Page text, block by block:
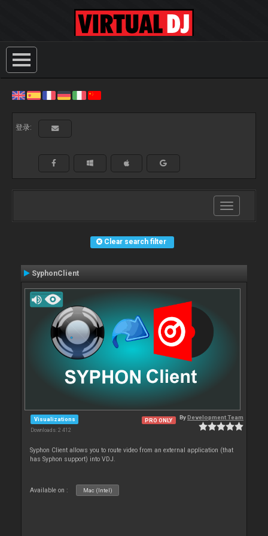
登录:
Toggle
navigation
Clear search filter
SyphonClient
Visualizations
Downloads: 2 412
PRO ONLY ByDevelopment Team
Syphon Client allows you to route video from an external application (that
has Syphon support) into VDJ.
Available on : Mac (Intel)